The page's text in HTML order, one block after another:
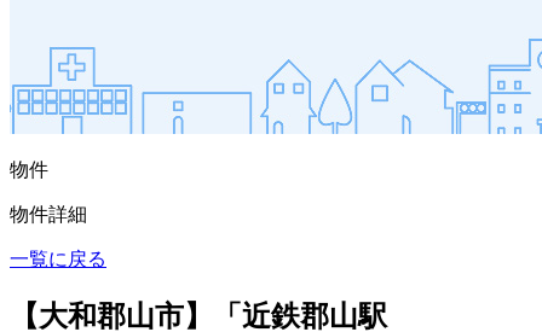
物件
物件詳細
一覧に戻る
【大和郡山市】「近鉄郡山駅